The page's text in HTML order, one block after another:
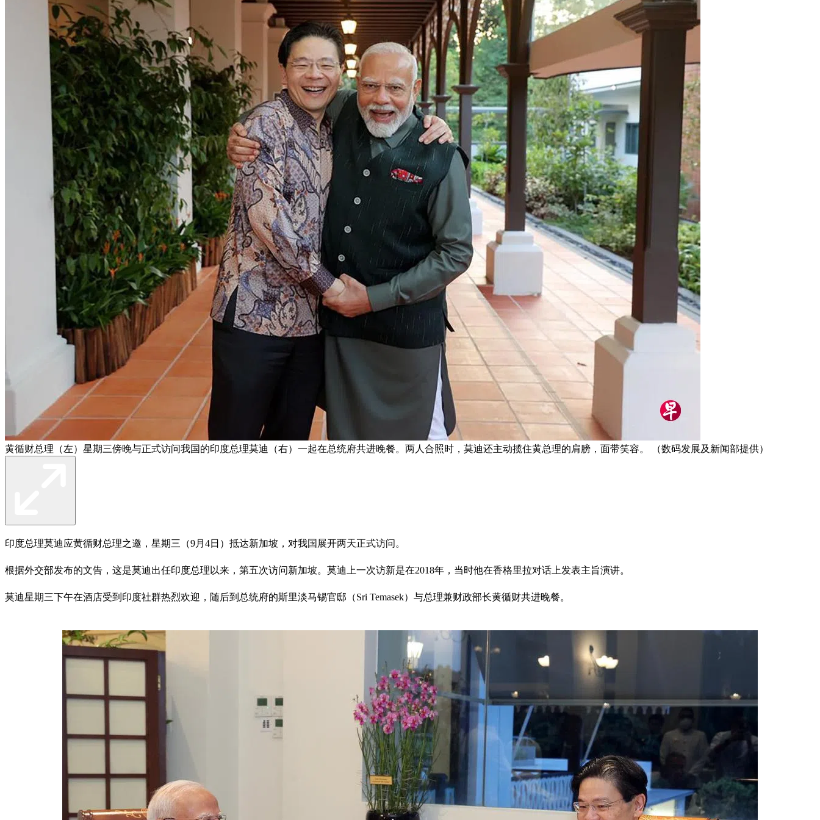
黄循财总理（左）星期三傍晚与正式访问我国的印度总理莫迪（右）一起在总统府共进晚餐。两人合照时，莫迪还主动揽住黄总理的肩膀，面带笑容。 （数码发展及新闻部提供）
印度总理莫迪应黄循财总理之邀，星期三（9月4日）抵达新加坡，对我国展开两天正式访问。
根据外交部发布的文告，这是莫迪出任印度总理以来，第五次访问新加坡。莫迪上一次访新是在2018年，当时他在香格里拉对话上发表主旨演讲。
莫迪星期三下午在酒店受到印度社群热烈欢迎，随后到总统府的斯里淡马锡官邸（Sri Temasek）与总理兼财政部长黄循财共进晚餐。